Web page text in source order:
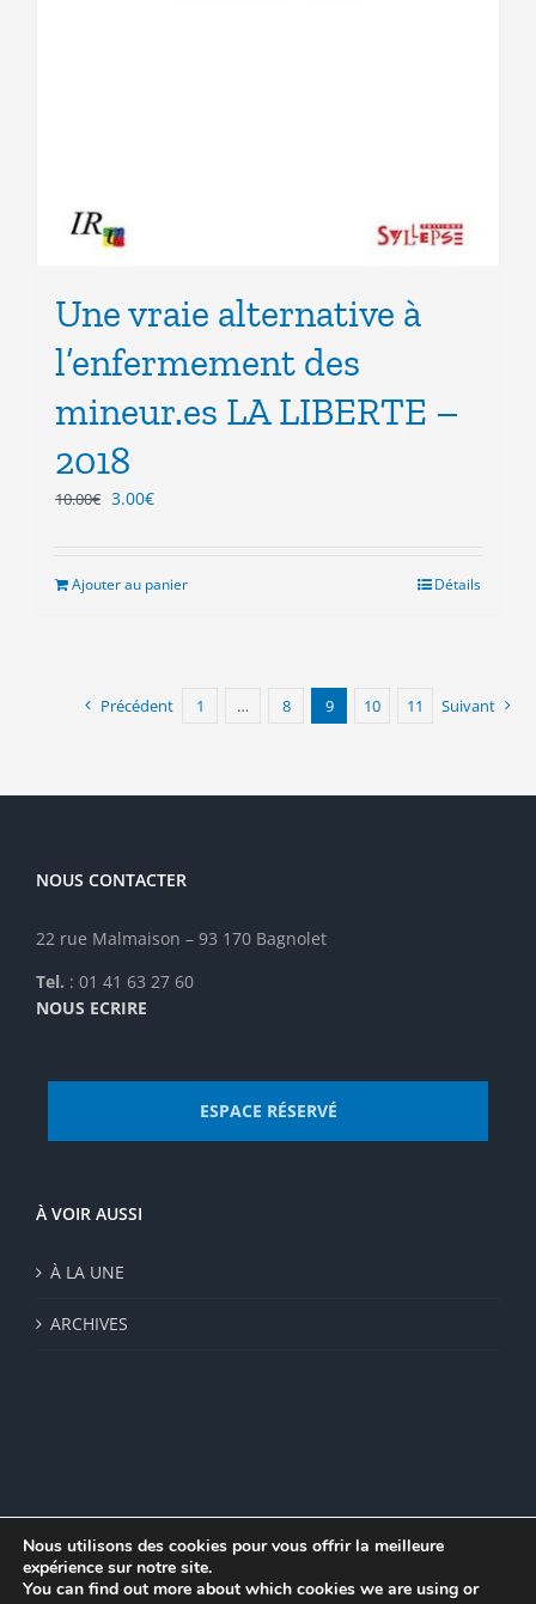
Une vraie alternative à
l’enfermement des
mineur.es LA LIBERTE –
2018
10.00€ Le
3.00€Le
est :
Ajouter au panier Détails
Précédent 1 … 8 9 10 11 Suivant
NOUS CONTACTER
22 rue Malmaison – 93 170 Bagnolet
Tel. : 01 41 63 27 60
NOUS ECRIRE
ESPACE RÉSERVÉ
À VOIR AUSSI
À LA UNE
ARCHIVES
© Institut de recherche de la FSU 2023 | Par FSU |Plan du site
Nous utilisons des cookies pour vous offrir la meilleure
expérience sur notre site.
You can find out more about which cookies we are using or